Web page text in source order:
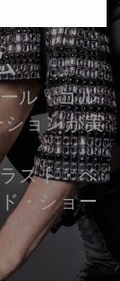
ル・ゴル
ョンが実
スト・ベ
・ショー